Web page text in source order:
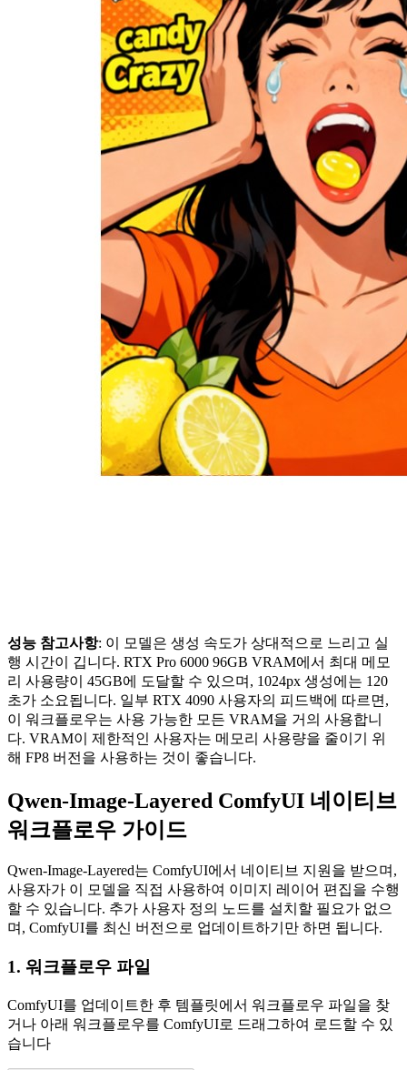
성능 참고사항: 이 모델은 생성 속도가 상대적으로 느리고 실
행 시간이 깁니다. RTX Pro 6000 96GB VRAM에서 최대 메모
리 사용량이 45GB에 도달할 수 있으며, 1024px 생성에는 120
초가 소요됩니다. 일부 RTX 4090 사용자의 피드백에 따르면,
이 워크플로우는 사용 가능한 모든 VRAM을 거의 사용합니
다. VRAM이 제한적인 사용자는 메모리 사용량을 줄이기 위
해 FP8 버전을 사용하는 것이 좋습니다.
Qwen-Image-Layered ComfyUI 네이티브
워크플로우 가이드
Qwen-Image-Layered는 ComfyUI에서 네이티브 지원을 받으며,
사용자가 이 모델을 직접 사용하여 이미지 레이어 편집을 수행
할 수 있습니다. 추가 사용자 정의 노드를 설치할 필요가 없으
며, ComfyUI를 최신 버전으로 업데이트하기만 하면 됩니다.
1. 워크플로우 파일
ComfyUI를 업데이트한 후 템플릿에서 워크플로우 파일을 찾
거나 아래 워크플로우를 ComfyUI로 드래그하여 로드할 수 있
습니다